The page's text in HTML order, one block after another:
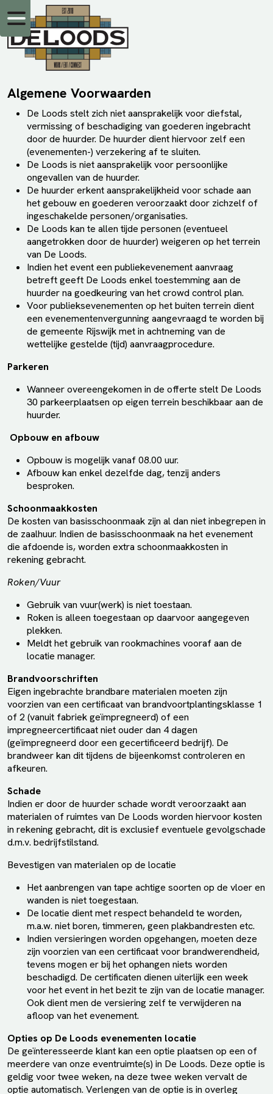
Algemene Voorwaarden
De Loods stelt zich niet aansprakelijk voor diefstal,
vermissing of beschadiging van goederen ingebracht
door de huurder. De huurder dient hiervoor zelf een
(evenementen-) verzekering af te sluiten.
De Loods is niet aansprakelijk voor persoonlijke
ongevallen van de huurder.
De huurder erkent aansprakelijkheid voor schade aan
het gebouw en goederen veroorzaakt door zichzelf of
ingeschakelde personen/organisaties.
De Loods kan te allen tijde personen (eventueel
aangetrokken door de huurder) weigeren op het terrein
van De Loods.
Indien het event een publiekevenement aanvraag
betreft geeft De Loods enkel toestemming aan de
huurder na goedkeuring van het crowd control plan.
Voor publieksevenementen op het buiten terrein dient
een evenementenvergunning aangevraagd te worden bij
de gemeente Rijswijk met in achtneming van de
wettelijke gestelde (tijd) aanvraagprocedure.
Parkeren
Wanneer overeengekomen in de offerte stelt De Loods
30 parkeerplaatsen op eigen terrein beschikbaar aan de
huurder.
Opbouw en afbouw
Opbouw is mogelijk vanaf 08.00 uur.
Afbouw kan enkel dezelfde dag, tenzij anders
besproken.
Schoonmaakkosten
De kosten van basisschoonmaak zijn al dan niet inbegrepen in
de zaalhuur. Indien de basisschoonmaak na het evenement
die afdoende is, worden extra schoonmaakkosten in
rekening gebracht.
Roken/Vuur
Gebruik van vuur(werk) is niet toestaan.
Roken is alleen toegestaan op daarvoor aangegeven
plekken.
Meldt het gebruik van rookmachines vooraf aan de
locatie manager.
Brandvoorschriften
Eigen ingebrachte brandbare materialen moeten zijn
voorzien van een certificaat van brandvoortplantingsklasse 1
of 2 (vanuit fabriek geïmpregneerd) of een
impregneercertificaat niet ouder dan 4 dagen
(geïmpregneerd door een gecertificeerd bedrijf). De
brandweer kan dit tijdens de bijeenkomst controleren en
afkeuren.
Schade
Indien er door de huurder schade wordt veroorzaakt aan
materialen of ruimtes van De Loods worden hiervoor kosten
in rekening gebracht, dit is exclusief eventuele gevolgschade
d.m.v. bedrijfstilstand.
Bevestigen van materialen op de locatie
Het aanbrengen van tape achtige soorten op de vloer en
wanden is niet toegestaan.
De locatie dient met respect behandeld te worden,
m.a.w. niet boren, timmeren, geen plakbandresten etc.
Indien versieringen worden opgehangen, moeten deze
zijn voorzien van een certificaat voor brandwerendheid,
tevens mogen er bij het ophangen niets worden
beschadigd. De certificaten dienen uiterlijk een week
voor het event in het bezit te zijn van de locatie manager.
Ook dient men de versiering zelf te verwijderen na
afloop van het evenement.
Opties op De Loods evenementen locatie
De geïnteresseerde klant kan een optie plaatsen op een of
meerdere van onze eventruimte(s) in De Loods. Deze optie is
geldig voor twee weken, na deze twee weken vervalt de
optie automatisch. Verlengen van de optie is in overleg